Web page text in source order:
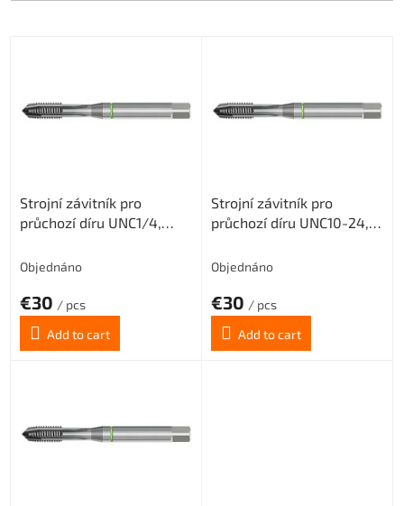
Strojní závitník pro
průchozí díru UNC1/4,
Objednáno
€30 / pcs
Add to cart
Strojní závitník pro
průchozí díru UNC10-24,
Objednáno
€30 / pcs
Add to cart